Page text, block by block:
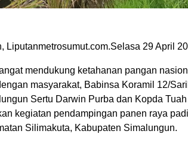
Liputanmetrosumut.com.Selasa 29 April
mendukung ketahanan pangan
masyarakat, Babinsa Koramil 12/
Sertu Darwin Purba dan Kopda
kegiatan pendampingan panen raya
Silimakuta, Kabupaten Simalungun.